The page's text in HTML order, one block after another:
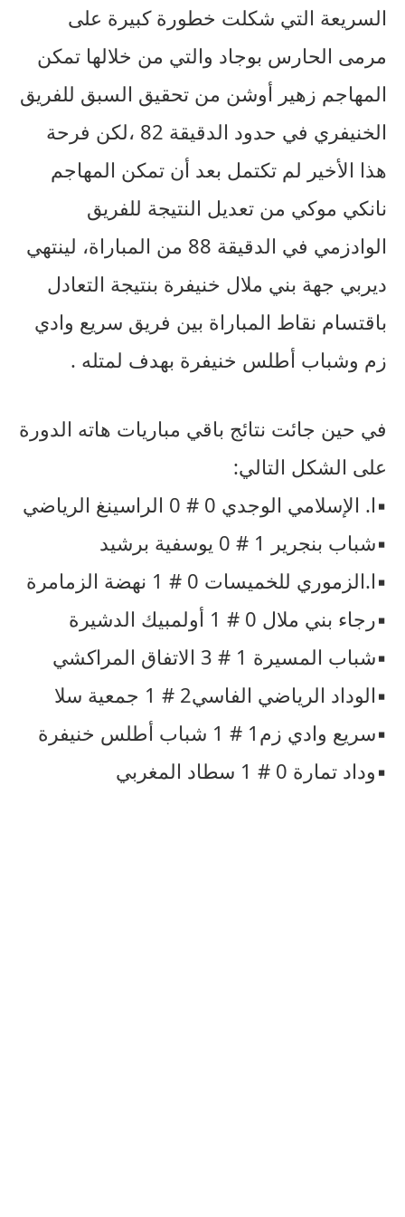
السريعة التي شكلت خطورة كبيرة على
مرمى الحارس بوجاد والتي من خلالها تمكن
المهاجم زهير أوشن من تحقيق السبق للفريق
الخنيفري في حدود الدقيقة 82 ،لكن فرحة
هذا الأخير لم تكتمل بعد أن تمكن المهاجم
نانكي موكي من تعديل النتيجة للفريق
الوادزمي في الدقيقة 88 من المباراة، لينتهي
ديربي جهة بني ملال خنيفرة بنتيجة التعادل
باقتسام نقاط المباراة بين فريق سريع وادي
زم وشباب أطلس خنيفرة بهدف لمتله .
في حين جائت نتائج باقي مباريات هاته الدورة
على الشكل التالي:
▪︎ا. الإسلامي الوجدي 0 # 0 الراسينغ الرياضي
▪︎شباب بنجرير 1 # 0 يوسفية برشيد
▪︎ا.الزموري للخميسات 0 # 1 نهضة الزمامرة
▪︎رجاء بني ملال 0 # 1 أولمبيك الدشيرة
▪︎شباب المسيرة 1 # 3 الاتفاق المراكشي
▪︎الوداد الرياضي الفاسي2 # 1 جمعية سلا
▪︎سريع وادي زم1 # 1 شباب أطلس خنيفرة
▪︎وداد تمارة 0 # 1 سطاد المغربي